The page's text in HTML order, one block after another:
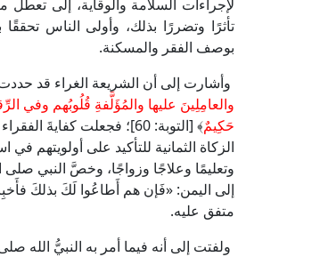
لإجراءات السلامة والوقاية، إلى
تأثرًا وتضررًا بذلك، وأولى الناس
بوصف الفقر والمسكنة.
وأشارت إلى أن الشريعة الغراء قد
والعامِلِينَ عليها والمُؤَلَّفةِ قُلُوبُهم وفي
حَكِيمٌ
﴾ [التوبة: 60]؛ فجعلت
الزكاة الثمانية للتأكيد على أولويتهم
وتعليمًا وعلاجًا وزواجًا، وخصَّ النبي
إلى اليمن: «فَإن هم أَطاعُوا لَكَ بذلكَ
متفق عليه.
ولفتت إلى أنه فيما أمر به النبيُّ الله